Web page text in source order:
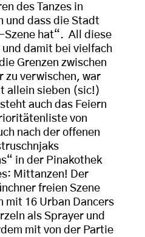
des Tanzes in
und dass die Stadt
Szene hat“. All diese
und damit bei vielfach
Grenzen zwischen
zu verwischen, war
allein sieben (sic!)
auch das Feiern
von
nach der offenen
in der Pinakothek
Mittanzen! Der
freien Szene
mit 16 Urban Dancers
als Sprayer und
mit von der Partie